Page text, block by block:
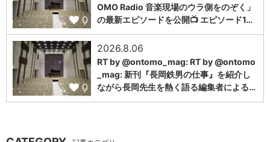
0
OMO Radio 音楽現場のウラ側をのぞく」
の最新エピソードを公開📺 エピソード1…
0
2026.8.06
RT by @ontomo_mag: RT by @ontomo
_mag: 新刊『長岡鉄男の仕事』を紹介し
ながら長岡先生を熱く語る編集者による…